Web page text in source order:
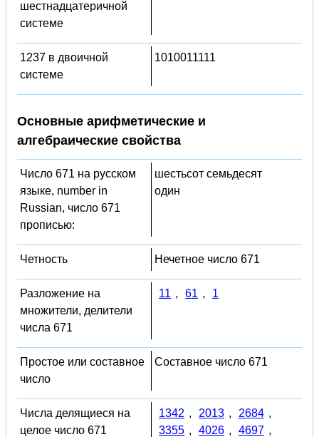
шестнадцатеричной
системе
1237 в двоичной
системе
1010011111
Основные арифметические и
алгебраические свойства
Число 671 на русском
языке, number in
Russian, число 671
прописью:
шестьсот семьдесят
один
Четность Нечетное число 671
Разложение на
множители, делители
числа 671
11 , 61 , 1
Простое или составное
число
Составное число 671
Числа делящиеся на
целое число 671
1342 , 2013 , 2684 ,
3355 , 4026 , 4697 ,